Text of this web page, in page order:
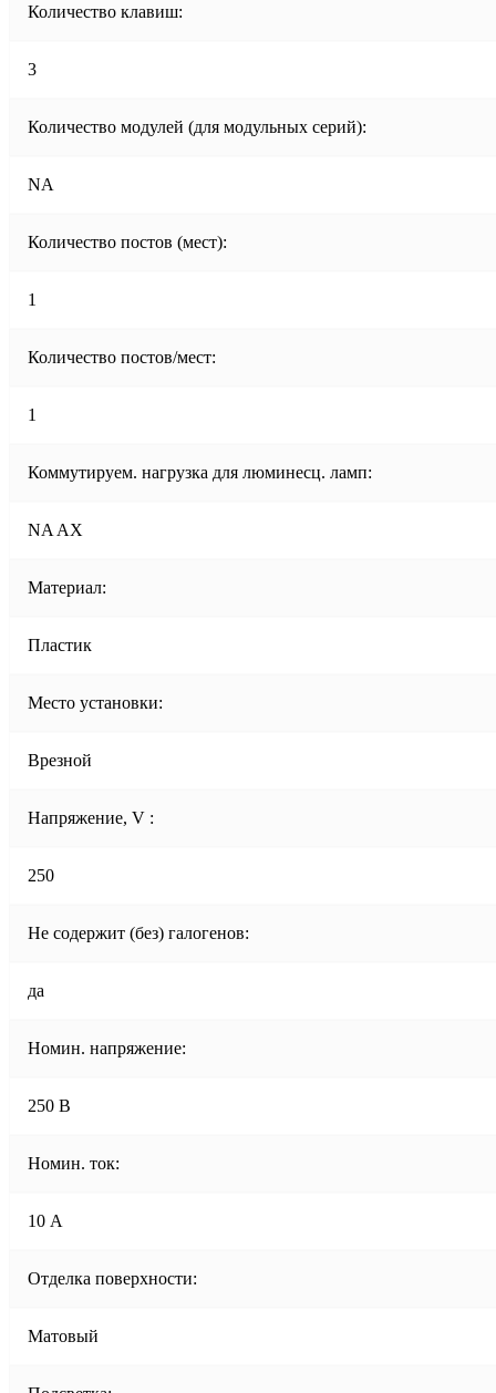
Количество клавиш:
3
Количество модулей (для модульных серий):
NA
Количество постов (мест):
1
Количество постов/мест:
1
Коммутируем. нагрузка для люминесц. ламп:
NA AX
Материал:
Пластик
Место установки:
Врезной
Напряжение, V :
250
Не содержит (без) галогенов:
да
Номин. напряжение:
250 В
Номин. ток:
10 А
Отделка поверхности:
Матовый